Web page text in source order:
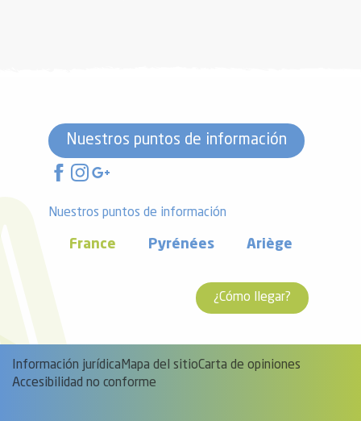
Nuestros puntos de información
Nuestros puntos de información
France Pyrénées Ariège
¿Cómo llegar?
Información jurídicaMapa del sitioCarta de opiniones
Accesibilidad no conforme